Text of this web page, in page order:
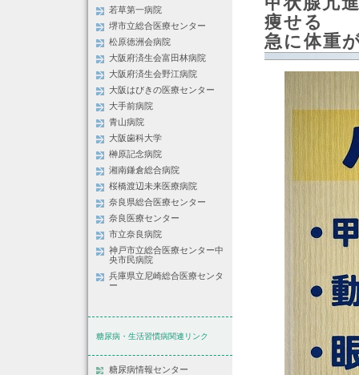
若草第一病院
堺市立総合医療センター
松原徳洲会病院
大阪府済生会富田林病院
大阪府済生会野江病院
大阪はびきの医療センター
大手前病院
青山病院
大阪歯科大学
榊原記念病院
湘南鎌倉総合病院
桜橋渡辺未来医療病院
奈良県総合医療センター
奈良医療センター
市立奈良病院
神戸市立総合医療センター中
央市民病院
兵庫県立尼崎総合医療センタ
ー
糖尿病・生活習慣病関連リンク
糖尿病情報センター
痩せる
急に体重